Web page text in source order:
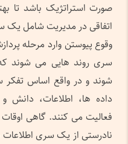
صورت استراتژیک باشد تا
اتفاقی در مدیریت شامل یک
وقوع پیوستن وارد مرحله
سری روند هایی می شوند
شوند و در واقع اساس
داده ها، اطلاعات، دانش
فعالیت می کنند. گاهی
نادرستی از یک سری اطلاعات